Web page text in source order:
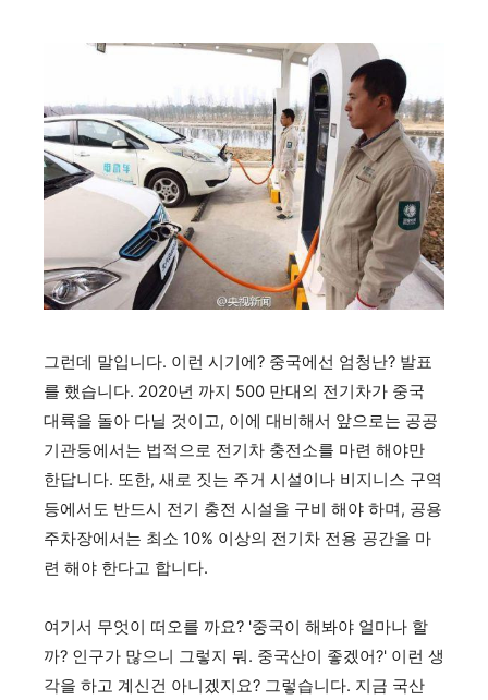
그런데 말입니다. 이런 시기에? 중국에선 엄청난? 발표
를 했습니다. 2020년 까지 500 만대의 전기차가 중국
대륙을 돌아 다닐 것이고, 이에 대비해서 앞으로는 공공
기관등에서는 법적으로 전기차 충전소를 마련 해야만
한답니다. 또한, 새로 짓는 주거 시설이나 비지니스 구역
등에서도 반드시 전기 충전 시설을 구비 해야 하며, 공용
주차장에서는 최소 10% 이상의 전기차 전용 공간을 마
련 해야 한다고 합니다.
여기서 무엇이 떠오를 까요? '중국이 해봐야 얼마나 할
까? 인구가 많으니 그렇지 뭐. 중국산이 좋겠어?' 이런 생
각을 하고 계신건 아니겠지요? 그렇습니다. 지금 국산